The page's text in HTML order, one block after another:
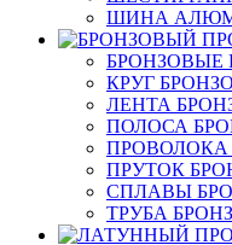
ШИНА
БРОНЗОВЫЕ
КРУГ
ЛЕНТА
ПОЛОСА
ПРОВОЛОКА
ПРУТОК
СПЛАВЫ
ТРУБА